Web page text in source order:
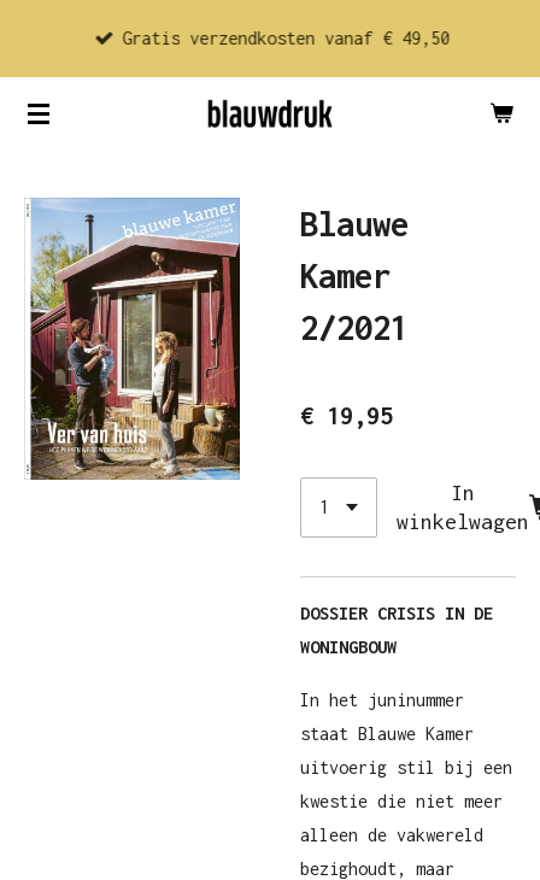
de
Gratis verzendkosten vanaf € 49,50
Blauwe
Kamer
2/2021
€ 19,95
In
winkelwagen
DOSSIER CRISIS IN DE
WONINGBOUW
In het juninummer
staat Blauwe Kamer
uitvoerig stil bij een
kwestie die niet meer
alleen de vakwereld
bezighoudt, maar